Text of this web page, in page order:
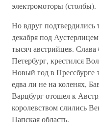
электромоторы (столбы).
Но вдруг подтвердились
декабря под
тысяч австрийцев. Слава
Петербург, крестился
Новый год в
едва ли не на коленях,
Варцбург отошел к
королевством слились
Папская область.